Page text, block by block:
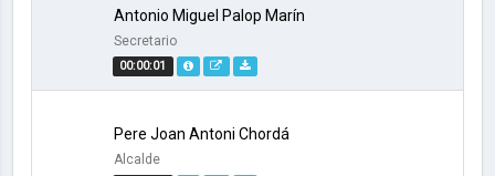
00:00:01
Antonio Miguel Palop Marín
Secretario
Pere Joan Antoni Chordá
Alcalde